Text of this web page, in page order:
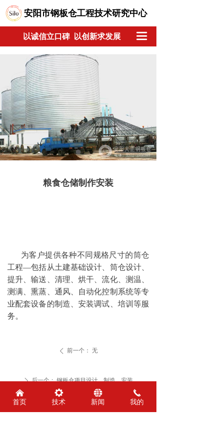
安阳市钢板仓工程技术研究中心
以诚信立口碑 以创新求发展 끀
粮食仓储制作安装
ꄴ 前一个： 无
ꄲ 后一个：钢板仓项目设计、制造、安装
为客户提供各种不同规格尺寸的筒仓
工程—包括从土建基础设计、筒仓设计、
提升、输送、清理、烘干、流化、测温、
测满、熏蒸、通风、自动化控制系统等专
业配套设备的制造、安装调试、培训等服
务。
낀
首页
끶
技术
뀁
新闻
끅
我的